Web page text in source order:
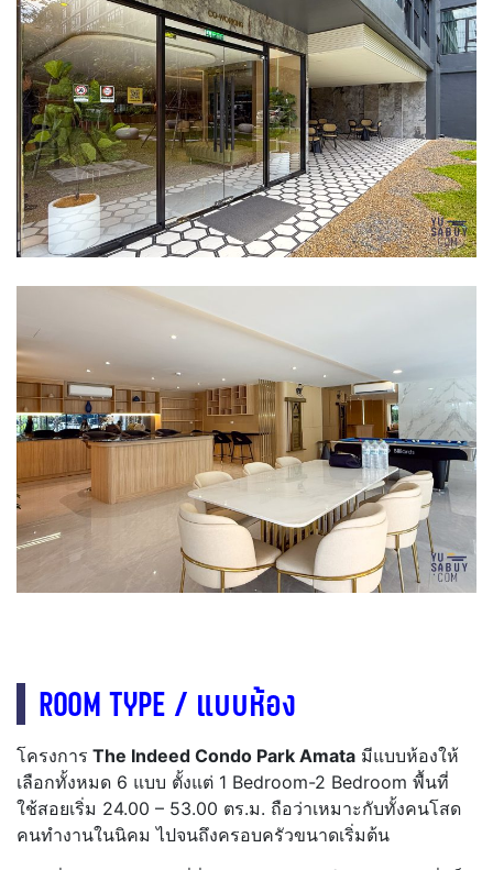
ROOM TYPE / แบบห้อง
โครงการ The Indeed Condo Park Amata มีแบบห้องให้
เลือกทั้งหมด 6 แบบ ตั้งแต่ 1 Bedroom-2 Bedroom พื้นที่
ใช้สอยเริ่ม 24.00 – 53.00 ตร.ม. ถือว่าเหมาะกับทั้งคนโสด
คนทำงานในนิคม ไปจนถึงครอบครัวขนาดเริ่มต้น